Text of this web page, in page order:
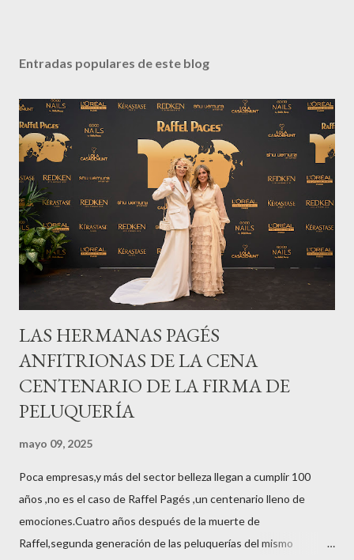
Entradas populares de este blog
LAS HERMANAS PAGÉS
ANFITRIONAS DE LA CENA
CENTENARIO DE LA FIRMA DE
PELUQUERÍA
mayo 09, 2025
Poca empresas,y más del sector belleza llegan a cumplir 100
años ,no es el caso de Raffel Pagés ,un centenario lleno de
emociones.Cuatro años después de la muerte de
Raffel,segunda generación de las peluquerías del mismo